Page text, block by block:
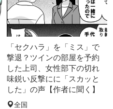
「セクハラ」を「ミス」で
撃退？ツインの部屋を予約
した上司、女性部下の切れ
味鋭い反撃にに「スカッと
した」の声【作者に聞く】
全国